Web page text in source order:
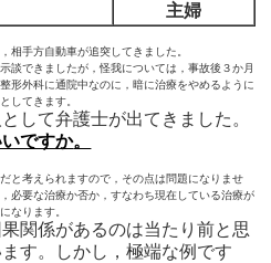
主婦
相手方自動車が追突してきました。
談できましたが，怪我については，事故後３か月
形外科に通院中なのに，暗に治療をやめるように
してきます。
して弁護士が出てきました。
ですか。
と考えられますので，その点は問題になりませ
必要な治療か否か，すなわち現在している治療が
なります。
関係があるのは当たり前と思
す。しかし，極端な例です